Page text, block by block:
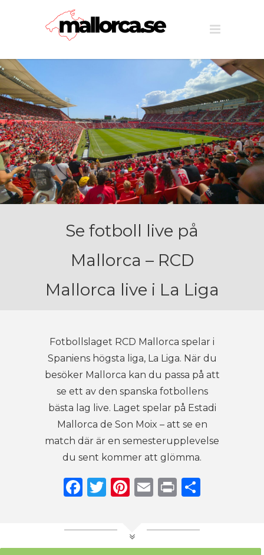
Se fotboll live på
Mallorca – RCD
Mallorca live i La Liga
Fotbollslaget RCD Mallorca spelar i
Spaniens högsta liga, La Liga. När du
besöker Mallorca kan du passa på att
se ett av den spanska fotbollens
bästa lag live. Laget spelar på Estadi
Mallorca de Son Moix – att se en
match där är en semesterupplevelse
du sent kommer att glömma.
Facebook
Twitter
Pinterest
Email
Print